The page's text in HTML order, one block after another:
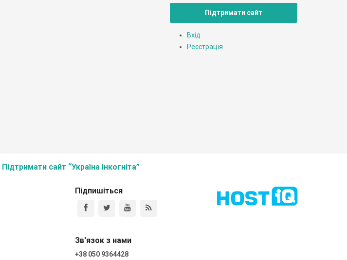
Підтримати сайт
Вхід
Реєстрація
Підтримати сайт “Україна Інкогніта”
Підпишіться
Зв'язок з нами
+38 050 9364428